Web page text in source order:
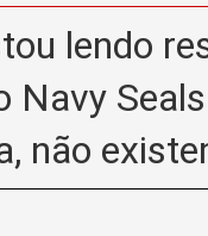
lendo
Navy
não